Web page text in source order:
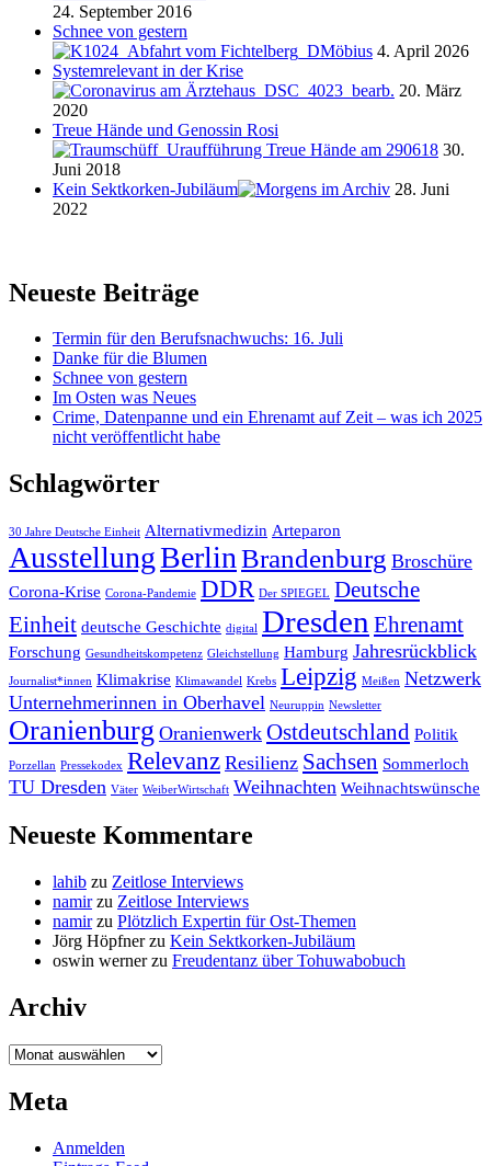
24. September 2016
Schnee von gestern
4. April 2026
Systemrelevant in der Krise
20. März
2020
Treue Hände und Genossin Rosi
30.
Juni 2018
Kein Sektkorken-Jubiläum
28. Juni
2022
Neueste Beiträge
Termin für den Berufsnachwuchs: 16. Juli
Danke für die Blumen
Schnee von gestern
Im Osten was Neues
Crime, Datenpanne und ein Ehrenamt auf Zeit – was ich 2025
nicht veröffentlicht habe
Schlagwörter
30 Jahre Deutsche Einheit Alternativmedizin Arteparon
AusstellungBerlinBrandenburg Broschüre
Corona-Krise Corona-Pandemie DDR Der SPIEGEL Deutsche
Einheit deutsche Geschichte digital Dresden Ehrenamt
Forschung Gesundheitskompetenz Gleichstellung Hamburg Jahresrückblick
Journalist*innen Klimakrise Klimawandel Krebs Leipzig Meißen Netzwerk
Unternehmerinnen in Oberhavel Neuruppin Newsletter
Oranienburg Oranienwerk Ostdeutschland Politik
Porzellan Pressekodex Relevanz Resilienz Sachsen Sommerloch
TU Dresden Väter WeiberWirtschaft Weihnachten Weihnachtswünsche
Neueste Kommentare
lahib zu Zeitlose Interviews
namirzu Zeitlose Interviews
namirzu Plötzlich Expertin für Ost-Themen
Jörg Höpfnerzu Kein Sektkorken-Jubiläum
oswin wernerzu Freudentanz über Tohuwabobuch
Archiv
Archiv
Meta
Anmelden